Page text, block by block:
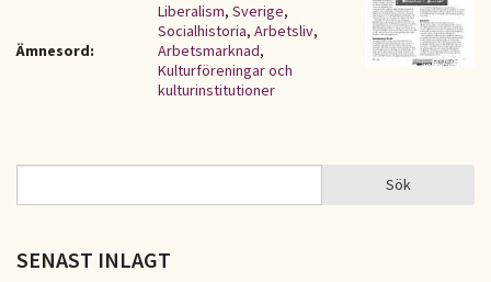
Ämnesord:
Liberalism, Sverige,
Socialhistoria, Arbetsliv,
Arbetsmarknad,
Kulturföreningar och
kulturinstitutioner
SÖKFORMULÄR Sök
SENAST INLAGT